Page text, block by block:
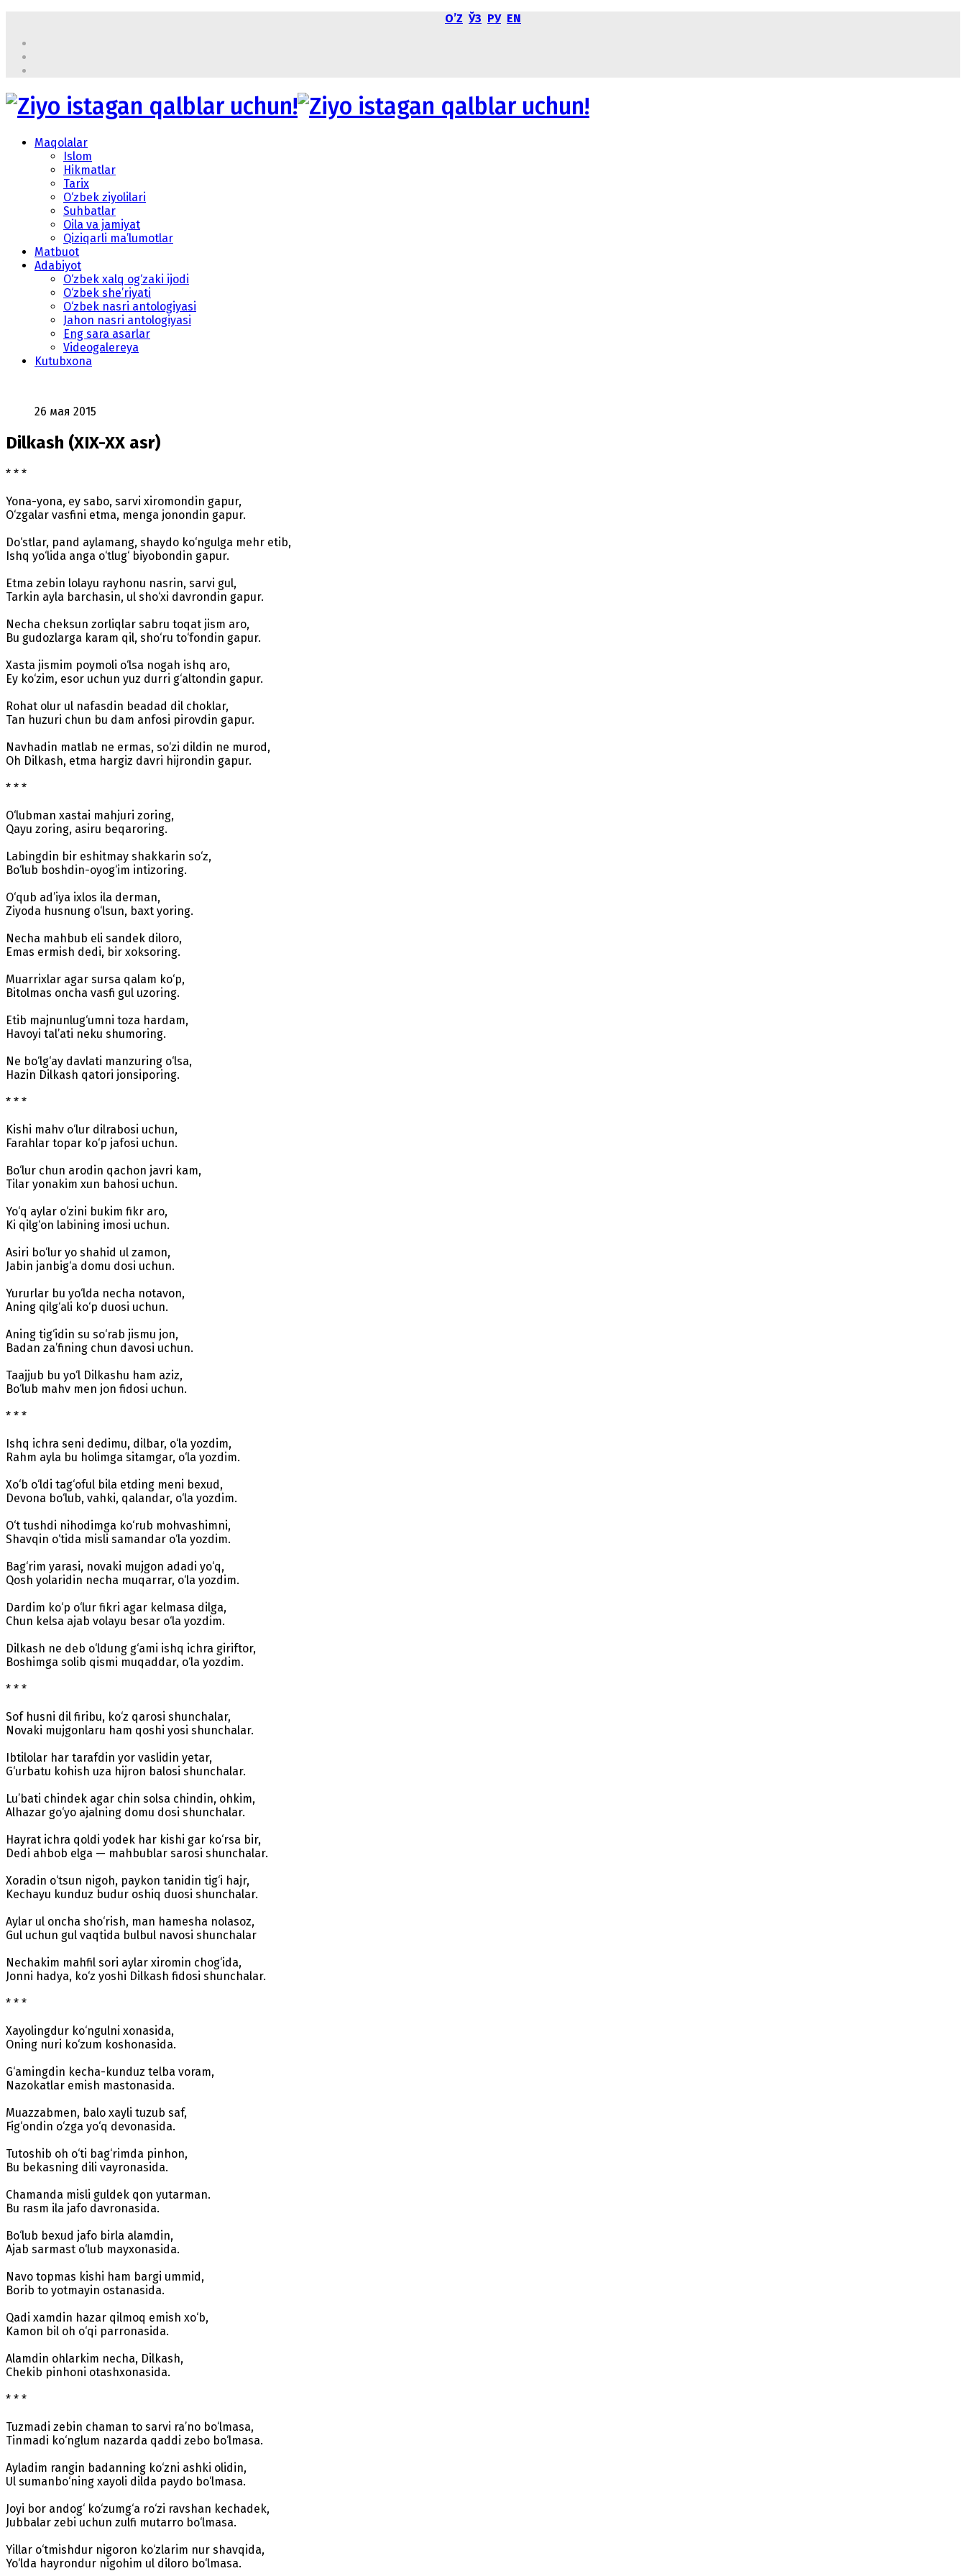
OʼZ ЎЗ РУ EN
Maqolalar
Islom
Hikmatlar
Tarix
O‘zbek ziyolilari
Suhbatlar
Oila va jamiyat
Qiziqarli ma’lumotlar
Matbuot
Adabiyot
O‘zbek xalq og‘zaki ijodi
O‘zbek she’riyati
O‘zbek nasri antologiyasi
Jahon nasri antologiyasi
Eng sara asarlar
Videogalereya
Kutubxona
26 мая 2015
Dilkash (XIX-XX asr)
* * *
Yona-yona, ey sabo, sarvi xiromondin gapur,
O‘zgalar vasfini etma, menga jonondin gapur.
Do‘stlar, pand aylamang, shaydo ko‘ngulga mehr etib,
Ishq yo‘lida anga o‘tlug‘ biyobondin gapur.
Etma zebin lolayu rayhonu nasrin, sarvi gul,
Tarkin ayla barchasin, ul sho‘xi davrondin gapur.
Necha cheksun zorliqlar sabru toqat jism aro,
Bu gudozlarga karam qil, sho‘ru to‘fondin gapur.
Xasta jismim poymoli o‘lsa nogah ishq aro,
Ey ko‘zim, esor uchun yuz durri g‘altondin gapur.
Rohat olur ul nafasdin beadad dil choklar,
Tan huzuri chun bu dam anfosi pirovdin gapur.
Navhadin matlab ne ermas, so‘zi dildin ne murod,
Oh Dilkash, etma hargiz davri hijrondin gapur.
* * *
O‘lubman xastai mahjuri zoring,
Qayu zoring, asiru beqaroring.
Labingdin bir eshitmay shakkarin so‘z,
Bo‘lub boshdin-oyog‘im intizoring.
O‘qub ad’iya ixlos ila derman,
Ziyoda husnung o‘lsun, baxt yoring.
Necha mahbub eli sandek diloro,
Emas ermish dedi, bir xoksoring.
Muarrixlar agar sursa qalam ko‘p,
Bitolmas oncha vasfi gul uzoring.
Etib majnunlug‘umni toza hardam,
Havoyi tal’ati neku shumoring.
Ne bo‘lg‘ay davlati manzuring o‘lsa,
Hazin Dilkash qatori jonsiporing.
* * *
Kishi mahv o‘lur dilrabosi uchun,
Farahlar topar ko‘p jafosi uchun.
Bo‘lur chun arodin qachon javri kam,
Tilar yonakim xun bahosi uchun.
Yo‘q aylar o‘zini bukim fikr aro,
Ki qilg‘on labining imosi uchun.
Asiri bo‘lur yo shahid ul zamon,
Jabin janbig‘a domu dosi uchun.
Yururlar bu yo‘lda necha notavon,
Aning qilg‘ali ko‘p duosi uchun.
Aning tig‘idin su so‘rab jismu jon,
Badan za’fining chun davosi uchun.
Taajjub bu yo‘l Dilkashu ham aziz,
Bo‘lub mahv men jon fidosi uchun.
* * *
Ishq ichra seni dedimu, dilbar, o‘la yozdim,
Rahm ayla bu holimga sitamgar, o‘la yozdim.
Xo‘b o‘ldi tag‘oful bila etding meni bexud,
Devona bo‘lub, vahki, qalandar, o‘la yozdim.
O‘t tushdi nihodimga ko‘rub mohvashimni,
Shavqin o‘tida misli samandar o‘la yozdim.
Bag‘rim yarasi, novaki mujgon adadi yo‘q,
Qosh yolaridin necha muqarrar, o‘la yozdim.
Dardim ko‘p o‘lur fikri agar kelmasa dilga,
Chun kelsa ajab volayu besar o‘la yozdim.
Dilkash ne deb o‘ldung g‘ami ishq ichra giriftor,
Boshimga solib qismi muqaddar, o‘la yozdim.
* * *
Sof husni dil firibu, ko‘z qarosi shunchalar,
Novaki mujgonlaru ham qoshi yosi shunchalar.
Ibtilolar har tarafdin yor vaslidin yetar,
G‘urbatu kohish uza hijron balosi shunchalar.
Lu’bati chindek agar chin solsa chindin, ohkim,
Alhazar go‘yo ajalning domu dosi shunchalar.
Hayrat ichra qoldi yodek har kishi gar ko‘rsa bir,
Dedi ahbob elga — mahbublar sarosi shunchalar.
Xoradin o‘tsun nigoh, paykon tanidin tig‘i hajr,
Kechayu kunduz budur oshiq duosi shunchalar.
Aylar ul oncha sho‘rish, man hamesha nolasoz,
Gul uchun gul vaqtida bulbul navosi shunchalar
Nechakim mahfil sori aylar xiromin chog‘ida,
Jonni hadya, ko‘z yoshi Dilkash fidosi shunchalar.
* * *
Xayolingdur ko‘ngulni xonasida,
Oning nuri ko‘zum koshonasida.
G‘amingdin kecha-kunduz telba voram,
Nazokatlar emish mastonasida.
Muazzabmen, balo xayli tuzub saf,
Fig‘ondin o‘zga yo‘q devonasida.
Tutoshib oh o‘ti bag‘rimda pinhon,
Bu bekasning dili vayronasida.
Chamanda misli guldek qon yutarman.
Bu rasm ila jafo davronasida.
Bo‘lub bexud jafo birla alamdin,
Ajab sarmast o‘lub mayxonasida.
Navo topmas kishi ham bargi ummid,
Borib to yotmayin ostanasida.
Qadi xamdin hazar qilmoq emish xo‘b,
Kamon bil oh o‘qi parronasida.
Alamdin ohlarkim necha, Dilkash,
Chekib pinhoni otashxonasida.
* * *
Tuzmadi zebin chaman to sarvi ra’no bo‘lmasa,
Tinmadi ko‘nglum nazarda qaddi zebo bo‘lmasa.
Ayladim rangin badanning ko‘zni ashki olidin,
Ul sumanbo‘ning xayoli dilda paydo bo‘lmasa.
Joyi bor andog‘ ko‘zumg‘a ro‘zi ravshan kechadek,
Jubbalar zebi uchun zulfi mutarro bo‘lmasa.
Yillar o‘tmishdur nigoron ko‘zlarim nur shavqida,
Yo‘lda hayrondur nigohim ul diloro bo‘lmasa.